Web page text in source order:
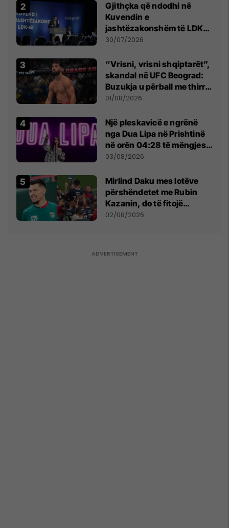
Gjithçka që ndodhi në
Kuvendin e
jashtëzakonshëm të LDK-
së
30/07/2026
“Vrisni, vrisni shqiptarët”,
skandal në UFC Beograd:
Buzukja u përball me thirrje
anti-shqiptare nga
01/08/2026
Një pleskavicë e ngrënë
nga Dua Lipa në Prishtinë
në orën 04:28 të mëngjesit
- dhe bota digjitale serbe
03/08/2026
Mirlind Daku mes lotëve
përshëndetet me Rubin
Kazanin, do të fitojë
miliona te Spartak Moska
02/08/2026